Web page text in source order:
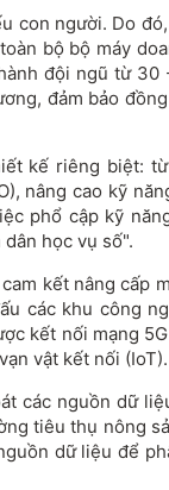
con người. Do
bộ bộ máy
đội ngũ từ 30
đảm bảo
kế riêng biệt:
nâng cao kỹ
phổ cập kỹ
học vụ số".
kết nâng cấp
các khu công
kết nối mạng
vật kết nối (IoT).
các nguồn dữ
tiêu thụ nông
dữ liệu để